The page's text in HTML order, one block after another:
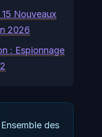
Nouveaux
2026
: Espionnage
des